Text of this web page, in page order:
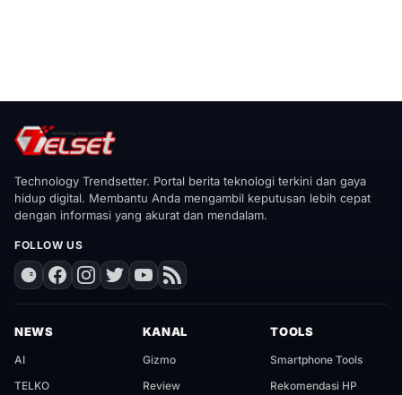
Technology Trendsetter. Portal berita teknologi terkini dan gaya
hidup digital. Membantu Anda mengambil keputusan lebih cepat
dengan informasi yang akurat dan mendalam.
FOLLOW US
NEWS
AI
TELKO
KANAL
Gizmo
Review
TOOLS
Smartphone Tools
Rekomendasi HP